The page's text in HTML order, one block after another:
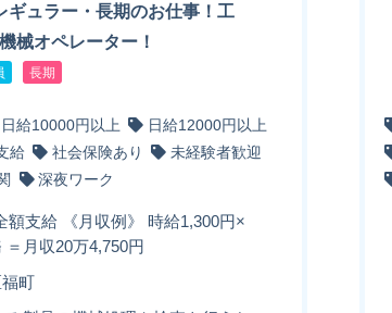
ギュラー・長期のお仕事！工
械オペレーター！
長期
日給10000円以上
日給12000円以上
給 社会保険あり
未経験者歓迎
深夜ワーク
額支給 《月収例》 時給1,300円×
月収20万4,750円
町